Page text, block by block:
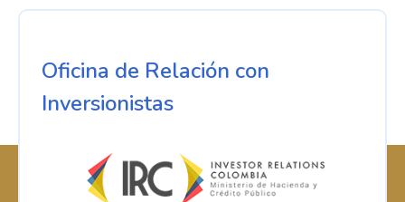
Oficina de Relación con
Inversionistas